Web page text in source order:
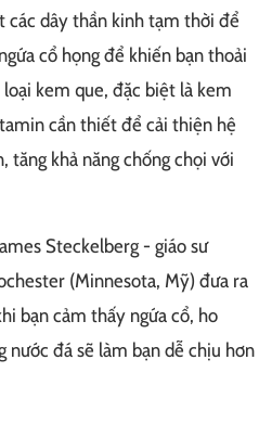
dây thần kinh tạm thời để
cổ họng để khiến bạn thoải
kem que, đặc biệt là kem
cần thiết để cải thiện hệ
tăng khả năng chống chọi với
Steckelberg - giáo sư
(Minnesota, Mỹ) đưa ra
bạn cảm thấy ngứa cổ, ho
nước đá sẽ làm bạn dễ chịu hơn